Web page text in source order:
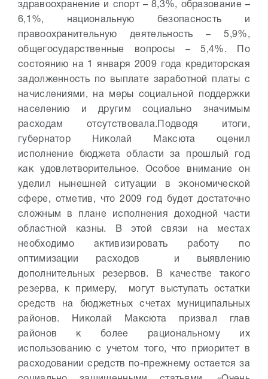
здравоохранение и спорт – 8,3%, образование –
6,1%, национальную безопасность и
правоохранительную деятельность – 5,9%,
общегосударственные вопросы – 5,4%. По
состоянию на 1 января 2009 года кредиторская
задолженность по выплате заработной платы с
начислениями, на меры социальной поддержки
населению и другим социально значимым
расходам отсутствовала. Подводя итоги,
губернатор Николай Максюта оценил
исполнение бюджета области за прошлый год
как удовлетворительное. Особое внимание он
уделил нынешней ситуации в экономической
сфере, отметив, что 2009 год будет достаточно
сложным в плане исполнения доходной части
областной казны. В этой связи на местах
необходимо активизировать работу по
оптимизации расходов и выявлению
дополнительных резервов. В качестве такого
резерва, к примеру, могут выступать остатки
средств на бюджетных счетах муниципальных
районов. Николай Максюта призвал глав
районов к более рациональному их
использованию с учетом того, что приоритет в
расходовании средств по-прежнему остается за